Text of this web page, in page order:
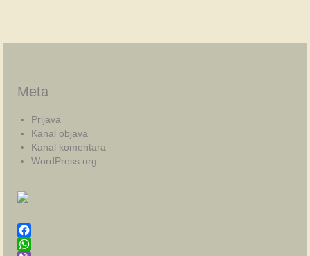
Meta
Prijava
Kanal objava
Kanal komentara
WordPress.org
Facebook